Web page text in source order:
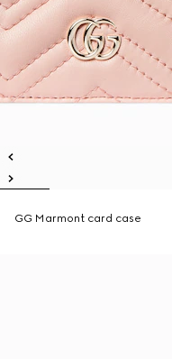
GG Marmont card case